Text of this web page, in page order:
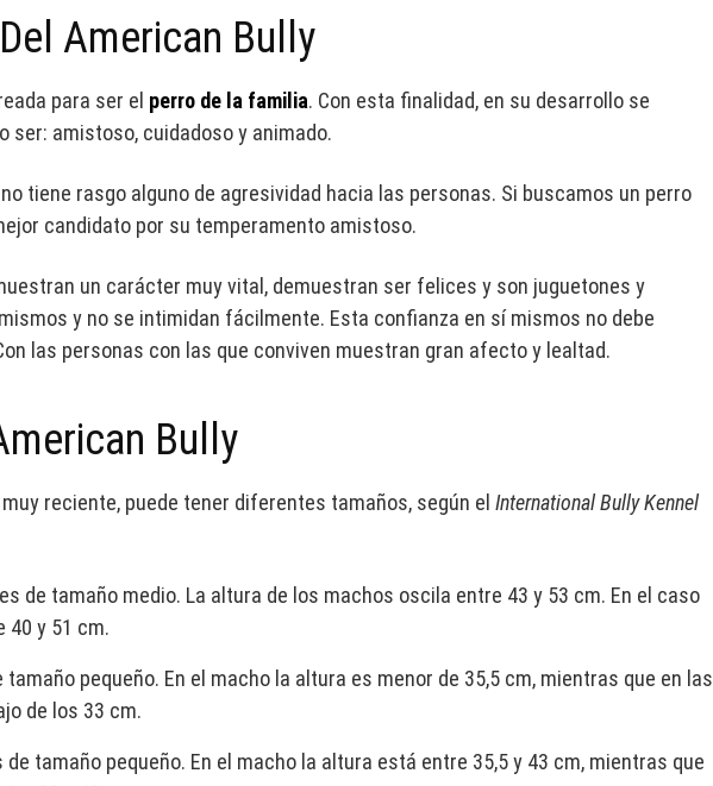
American Bully
para ser el perro de la familia. Con esta finalidad, en su desarrollo se
amistoso, cuidadoso y animado.
tiene rasgo alguno de agresividad hacia las personas. Si buscamos un perro
candidato por su temperamento amistoso.
un carácter muy vital, demuestran ser felices y son juguetones y
y no se intimidan fácilmente. Esta confianza en sí mismos no debe
las personas con las que conviven muestran gran afecto y lealtad.
Bully
reciente, puede tener diferentes tamaños, según el International Bully Kennel
de tamaño medio. La altura de los machos oscila entre 43 y 53 cm. En el caso
40 y 51 cm.
tamaño pequeño. En el macho la altura es menor de 35,5 cm, mientras que en las
de los 33 cm.
de tamaño pequeño. En el macho la altura está entre 35,5 y 43 cm, mientras que